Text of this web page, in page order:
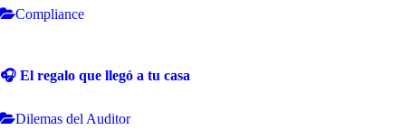
Compliance
🎧 El regalo que llegó a tu casa
Dilemas del Auditor